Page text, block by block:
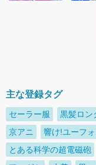
主な登録タグ
セーラー服 黒髪ロン
京アニ
響け!ユーフ
とある科学の超電磁砲